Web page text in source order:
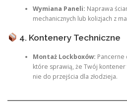
Wymiana Paneli: Naprawa
mechanicznych lub kolizjach z
4. Kontenery Techniczne
Montaż Lockboxów: Pancerne
które sprawią, że Twój
nie do przejścia dla złodzieja.